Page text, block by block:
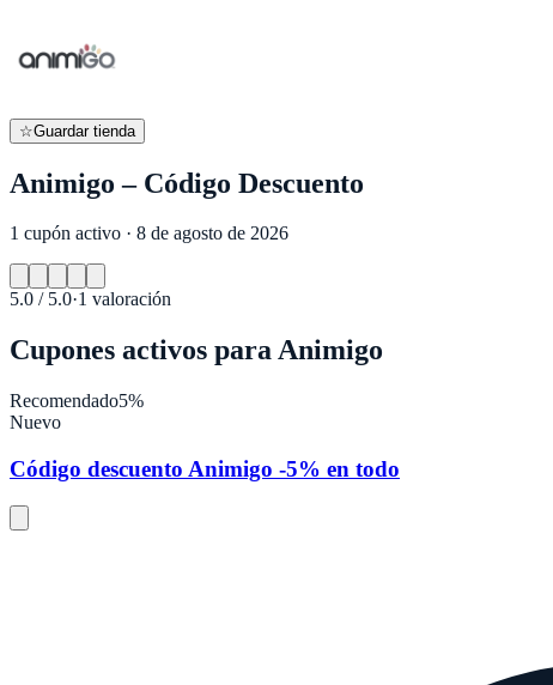
☆Guardar tienda
Animigo – Código Descuento
1 cupón activo · 8 de agosto de 2026
5.0 / 5.0·1 valoración
Cupones activos paraAnimigo
Recomendado5%
Nuevo
Código descuento Animigo -5% en todo